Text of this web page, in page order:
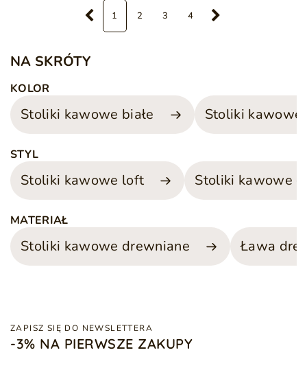
1 2 3 4
NA SKRÓTY
KOLOR
Stoliki kawowe białe Stoliki kawowe
STYL
Stoliki kawowe loft Stoliki kawowe
MATERIAŁ
Stoliki kawowe drewniane Ława
ZAPISZ SIĘ DO NEWSLETTERA
-3% NA PIERWSZE ZAKUPY